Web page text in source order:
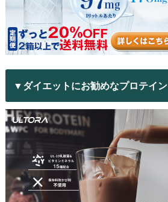
▼ダイエットにお勧めなプロテイン